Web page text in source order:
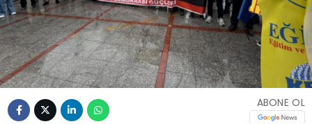
ABONE OL